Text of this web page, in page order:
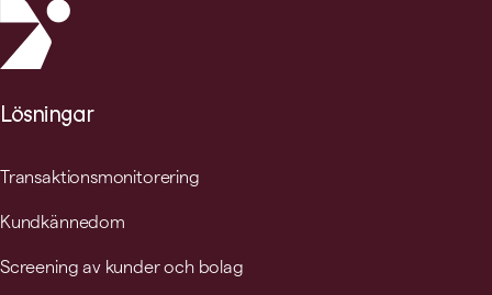
Lösningar
Transaktionsmonitorering
Kundkännedom
Screening av kunder och bolag